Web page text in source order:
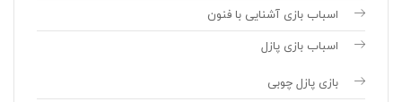
اسباب بازی آشنایی با فنون
اسباب بازی پازل
بازی پازل چوبی